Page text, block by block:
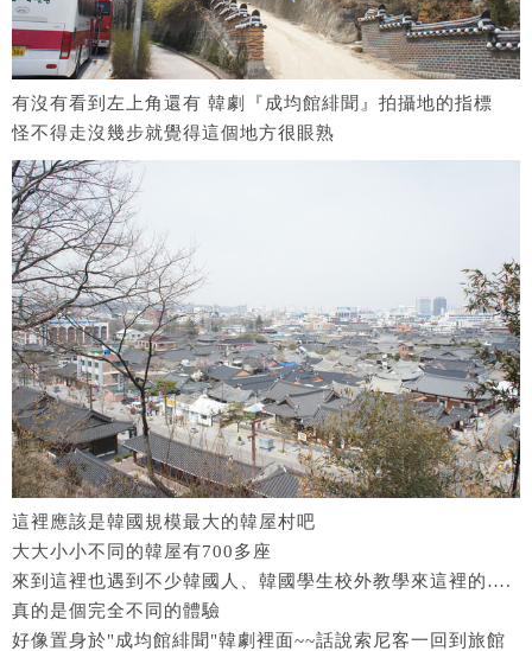
有沒有看到左上角還有 韓劇『成均館緋聞』拍攝地的指標
怪不得走沒幾步就覺得這個地方很眼熟
這裡應該是韓國規模最大的韓屋村吧
大大小小不同的韓屋有700多座
來到這裡也遇到不少韓國人、韓國學生校外教學來這裡的….
真的是個完全不同的體驗
好像置身於"成均館緋聞"韓劇裡面~~話說索尼客一回到旅館